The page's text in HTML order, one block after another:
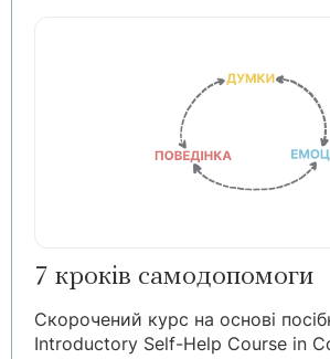
7 кроків самодопомоги
Скорочений курс на основі
Introductory Self-Help Course in